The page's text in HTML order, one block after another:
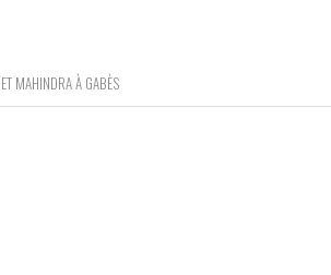
MAHINDRA À GABÈS